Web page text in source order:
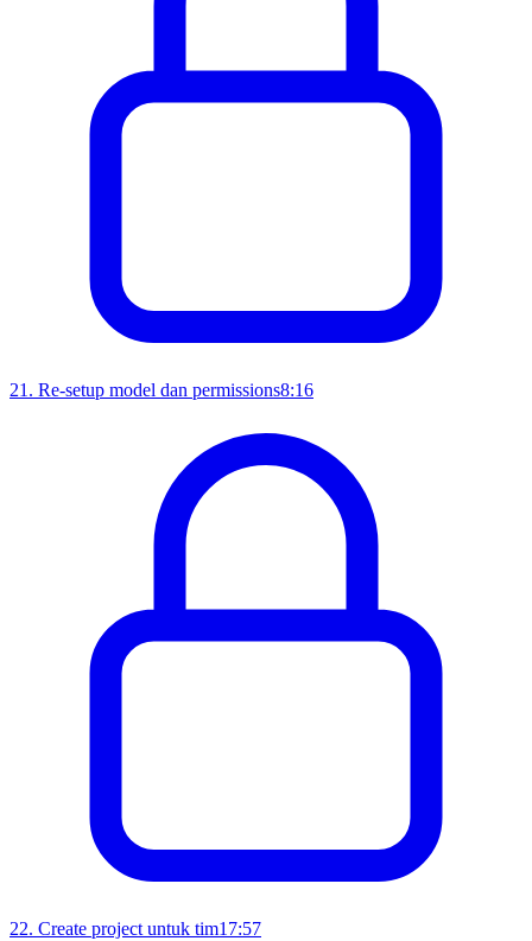
21 . Re-setup model dan permissions8:16
22. Create project untuk tim17:57